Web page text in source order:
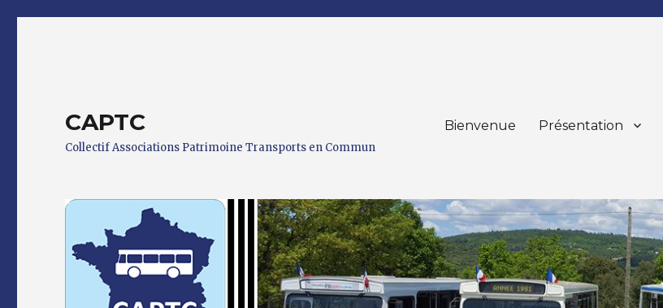
CAPTC
Collectif Associations Patrimoine Transports en Commun
Bienvenue Présentation